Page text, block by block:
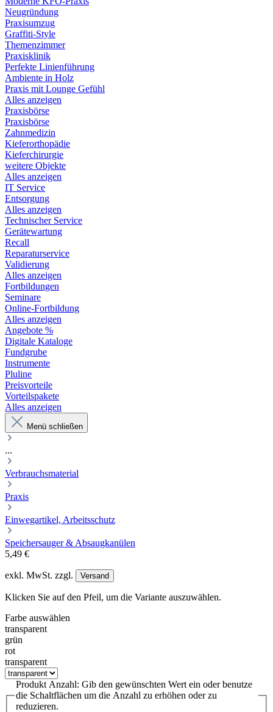
Neugründung
Praxisumzug
Graffiti-Style
Themenzimmer
Praxisklinik
Perfekte Linienführung
Ambiente in Holz
Praxis mit Lounge Gefühl
Alles anzeigen
Praxisbörse
Praxisbörse
Zahnmedizin
Kieferorthopädie
Kieferchirurgie
weitere Objekte
Alles anzeigen
IT Service
Entsorgung
Alles anzeigen
Technischer Service
Gerätewartung
Recall
Reparaturservice
Validierung
Alles anzeigen
Fortbildungen
Seminare
Online-Fortbildung
Alles anzeigen
Angebote %
Digitale Kataloge
Fundgrube
Instrumente
Pluline
Preisvorteile
Vorteilspakete
Alles anzeigen
Menü schließen
...
Verbrauchsmaterial
Praxis
Einwegartikel, Arbeitsschutz
Speichersauger & Absaugkanülen
5,49 €
exkl. MwSt. zzgl. Versand
Klicken Sie auf den Pfeil, um die Variante auszuwählen.
Farbe auswählen
transparent
grün
rot
transparent
Produkt Anzahl: Gib den gewünschten Wert ein oder benutze
die Schaltflächen um die Anzahl zu erhöhen oder zu
reduzieren.